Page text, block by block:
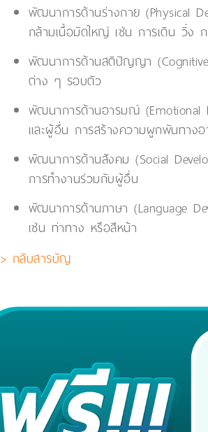
พัฒนาการด้านร่างกาย (Physical
กล้ามเนื้อมัดใหญ่ เช่น การเดิน วิ่ง
พัฒนาการด้านสติปัญญา (Cognitive
ต่าง ๆ รอบตัว
พัฒนาการด้านอารมณ์ (Emotional
และผู้อื่น การสร้างความผูกพันทาง
พัฒนาการด้านสังคม (Social
การทำงานร่วมกับผู้อื่น
พัฒนาการด้านภาษา (Language
เช่น ท่าทาง หรือสีหน้า
> กลับสารบัญ